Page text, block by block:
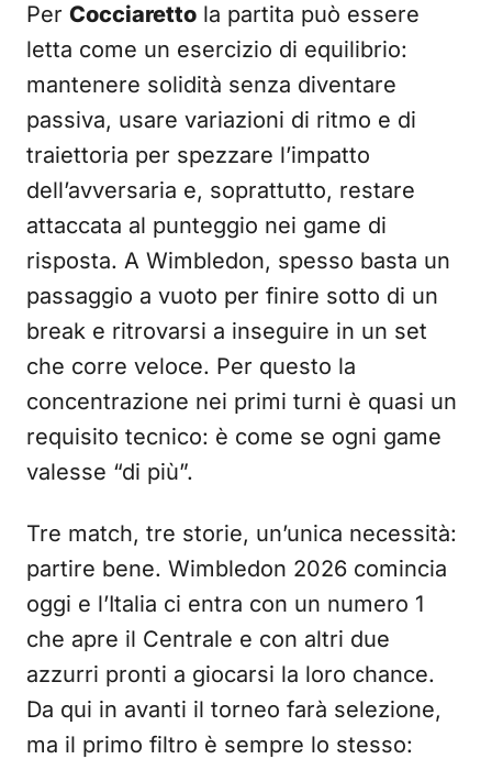
Per Cocciaretto la partita può essere
letta come un esercizio di equilibrio:
mantenere solidità senza diventare
passiva, usare variazioni di ritmo e di
traiettoria per spezzare l’impatto
dell’avversaria e, soprattutto, restare
attaccata al punteggio nei game di
risposta. A Wimbledon, spesso basta un
passaggio a vuoto per finire sotto di un
break e ritrovarsi a inseguire in un set
che corre veloce. Per questo la
concentrazione nei primi turni è quasi un
requisito tecnico: è come se ogni game
valesse “di più”.
Tre match, tre storie, un’unica necessità:
partire bene. Wimbledon 2026 comincia
oggi e l’Italia ci entra con un numero 1
che apre il Centrale e con altri due
azzurri pronti a giocarsi la loro chance.
Da qui in avanti il torneo farà selezione,
ma il primo filtro è sempre lo stesso: